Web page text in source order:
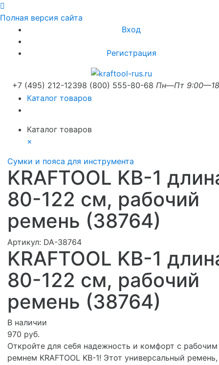
Полная версия сайта
Вход
Регистрация
+7 (495) 212-12398 (800) 555-80-68 Пн—Пт
Каталог товаров
Каталог товаров
×
Сумки и пояса для инструмента
KRAFTOOL KB-1
80-122 см, рабочий
ремень (38764)
Артикул: DA-38764
KRAFTOOL KB-1
80-122 см, рабочий
ремень (38764)
В наличии
970 руб.
Откройте для себя надежность и комфорт с рабочим
ремнем KRAFTOOL KB-1! Этот универсальный